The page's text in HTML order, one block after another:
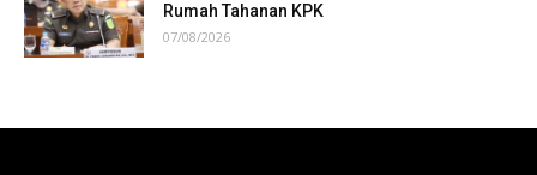
Rumah Tahanan KPK
07/08/2026